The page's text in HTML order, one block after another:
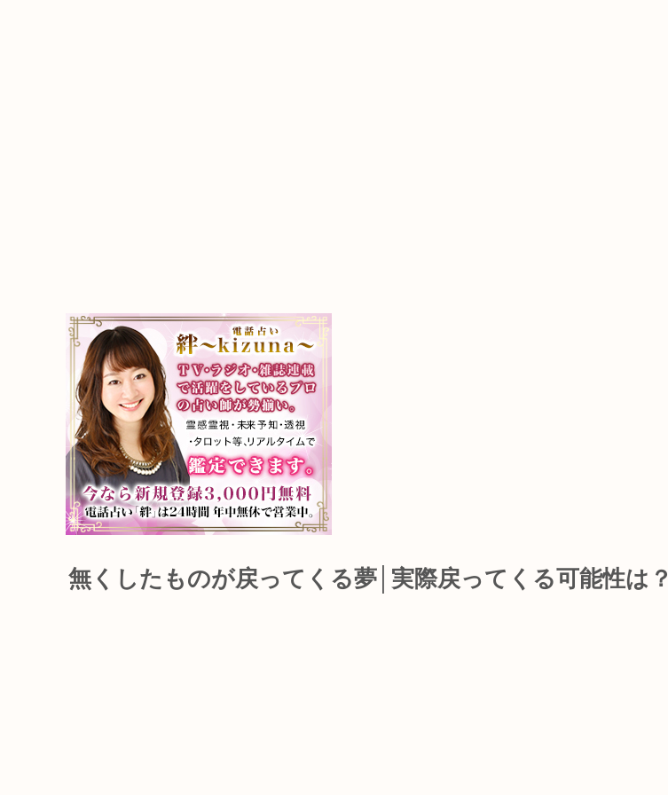
無くしたものが戻ってくる夢│実際戻ってくる可能性は？